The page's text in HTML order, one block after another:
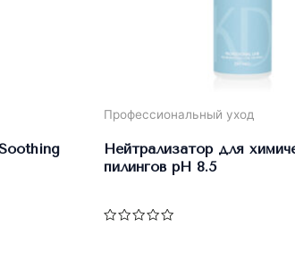
Профессиональный уход
Нейтрализатор для
пилингов pH 8.5